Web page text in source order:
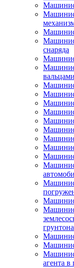
снаряда
вальцами
агента в